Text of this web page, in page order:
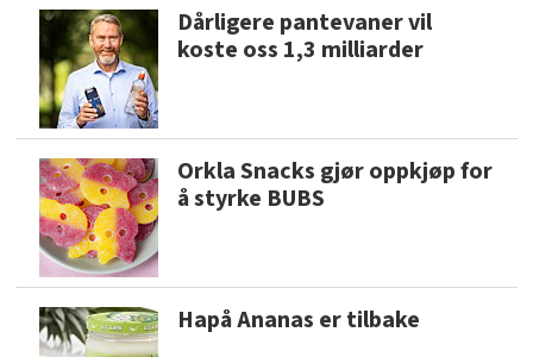
Dårligere pantevaner vil
koste oss 1,3 milliarder
Orkla Snacks gjør oppkjøp for
å styrke BUBS
Hapå Ananas er tilbake